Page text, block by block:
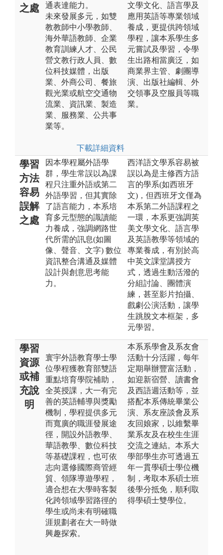
之處
通表達能力。
未來發展多元，如雙
教教師中小學教師、
海外華語教師、企業
教育訓練人才、公民
營文教行政人員、數
位科技媒體，出版
業、外商公司、餐旅
觀光業或航空交通物
流業、資訊業、製造
業、服務業、公共事
業等。
下載詳細資料
文學文化、語言學及
應用英語等專業領域
養成，更提供跨領域
學程，讓本系學生多
元嘗試及學習，令學
生出路相當廣泛，如
商業界主管、劇團導
演、出版社編輯、外
交領事及空服員等職
業。
學習
方法
容易
誤解
之處
因本學程屬外語學
群，學生常誤以為課
程只注重外語或第二
外語學習，但其實除
了語言能力，本系培
育多元型態的識讀能
力養成，強調網路世
代所需的訊息(如圖
像、聲音、文字) 數位
資訊整合溝通及媒體
設計與創意思考能
力。
西洋語文學系容易被
誤以為是主修西方語
言的學系(如西班牙
文)，但西班牙文僅為
本系第二外語課程之
一環，本系更強調英
美文學文化、語言學
及英語教學等領域的
專業養成，有別於高
中英文課堂講授方
式，透過生動活潑的
分組討論、團體演
練，甚至影片拍攝、
戲劇公演活動，讓學
生跳脫文本框架，多
元學習。
學習
資源
或補
充說
明
寰宇外語教育學士學
位學程獲教育部雙語
重點培育學院補助，
全英授課，大一有完
善的英語輔導與獎勵
機制，學程提供多元
而寬廣的職涯發展途
徑，開設外語教學、
華語教學、數位科技
等基礎課程，也可依
志向選修國際商管經
貿、領隊導遊學程，
適合想在大學時客製
化跨領域學習路徑的
學生或尚未有明確職
涯規劃者在大一時做
興趣探索。
本系系學會及系友會
活動十分活躍，每年
定期舉辦豐富活動，
如迎新宿營、讀書會
及西語週活動等，並
搭配本系傳統畢業公
演、系友座談會及系
友回娘家，以維繫畢
業系友及在校生生涯
交流之連結。本系大
學部學生亦可透過五
年一貫學碩士學位機
制，考取本系碩士班
後學分抵免，順利取
得學碩士雙學位。